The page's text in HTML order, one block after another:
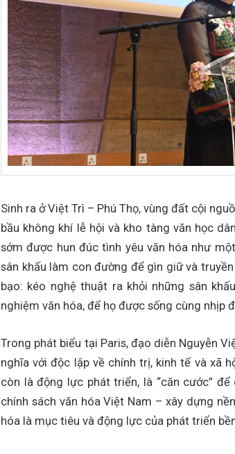
Sinh ra ở Việt Trì – Phú Thọ, vùng đất cội
bầu không khí lễ hội và kho tàng văn học
sớm được hun đúc tình yêu văn hóa như
sân khấu làm con đường để gìn giữ và
bạo: kéo nghệ thuật ra khỏi những sân
nghiệm văn hóa, để họ được sống cùng nhịp
Trong phát biểu tại Paris, đạo diễn Nguyễn
nghĩa với độc lập về chính trị, kinh tế và xã
còn là động lực phát triển, là “căn cước”
chính sách văn hóa Việt Nam – xây dựng
hóa là mục tiêu và động lực của phát triển